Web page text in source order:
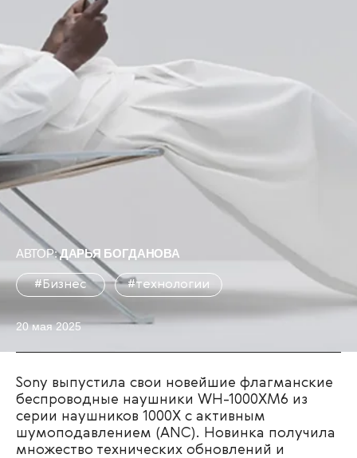
АВТОР:ДАРЬЯ БОГДАНОВА
#Бизнес #технологии
20 мая 2025
Sony выпустила свои новейшие флагманские
беспроводные наушники WH-1000XM6 из
серии наушников 1000X с активным
шумоподавлением (ANC). Новинка получила
множество технических обновлений и